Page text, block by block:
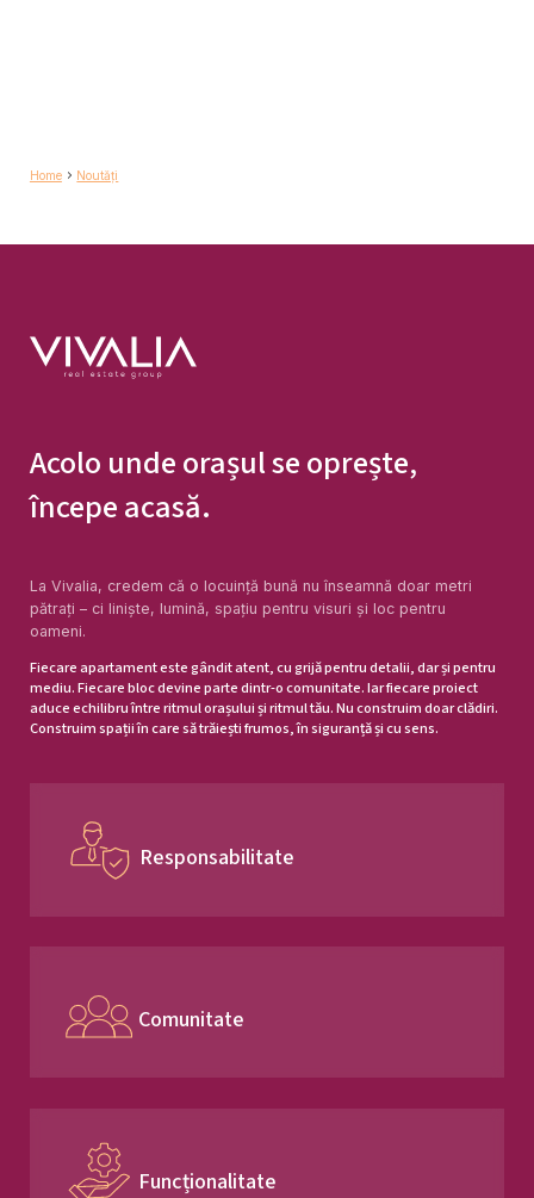
Home Noutăți
Acolo unde orașul se oprește,
începe acasă.
La Vivalia, credem că o locuință bună nu înseamnă doar metri
pătrați – ci liniște, lumină, spațiu pentru visuri și loc pentru
oameni.
Fiecare apartament este gândit atent, cu grijă pentru detalii, dar și pentru
mediu. Fiecare bloc devine parte dintr-o comunitate. Iar fiecare proiect
aduce echilibru între ritmul orașului și ritmul tău. Nu construim doar clădiri.
Construim spații în care să trăiești frumos, în siguranță și cu sens.
Responsabilitate
Comunitate
Funcționalitate